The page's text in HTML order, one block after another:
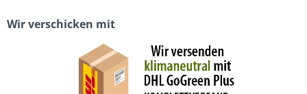
Wir verschicken mit